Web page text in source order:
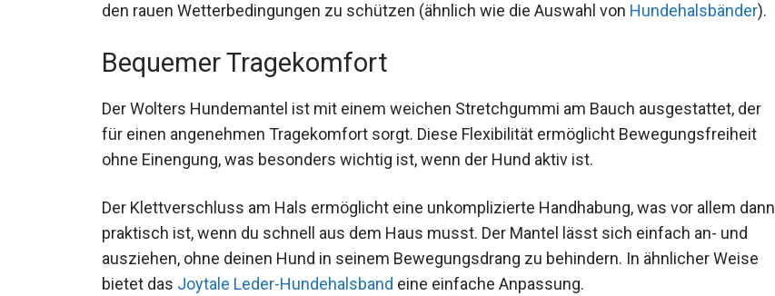
den rauen Wetterbedingungen zu schützen (ähnlich wie die Auswahl von Hundehalsbänder).
Bequemer Tragekomfort
Der Wolters Hundemantel ist mit einem weichen Stretchgummi am Bauch ausgestattet, der
für einen angenehmen Tragekomfort sorgt. Diese Flexibilität ermöglicht Bewegungsfreiheit
ohne Einengung, was besonders wichtig ist, wenn der Hund aktiv ist.
Der Klettverschluss am Hals ermöglicht eine unkomplizierte Handhabung, was vor allem dann
praktisch ist, wenn du schnell aus dem Haus musst. Der Mantel lässt sich einfach an- und
ausziehen, ohne deinen Hund in seinem Bewegungsdrang zu behindern. In ähnlicher Weise
bietet das Joytale Leder-Hundehalsband eine einfache Anpassung.